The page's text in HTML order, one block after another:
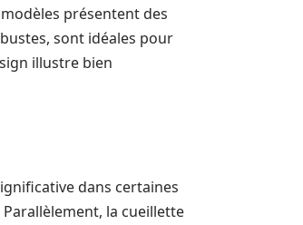
présentent des
sont idéales pour
illustre bien
dans certaines
la cueillette